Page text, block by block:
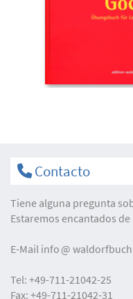
Contacto
Tiene alguna pregunta
Estaremos encantados
E-Mail info
Tel: +49-711-21042-25
Fax: +49-711-21042-31